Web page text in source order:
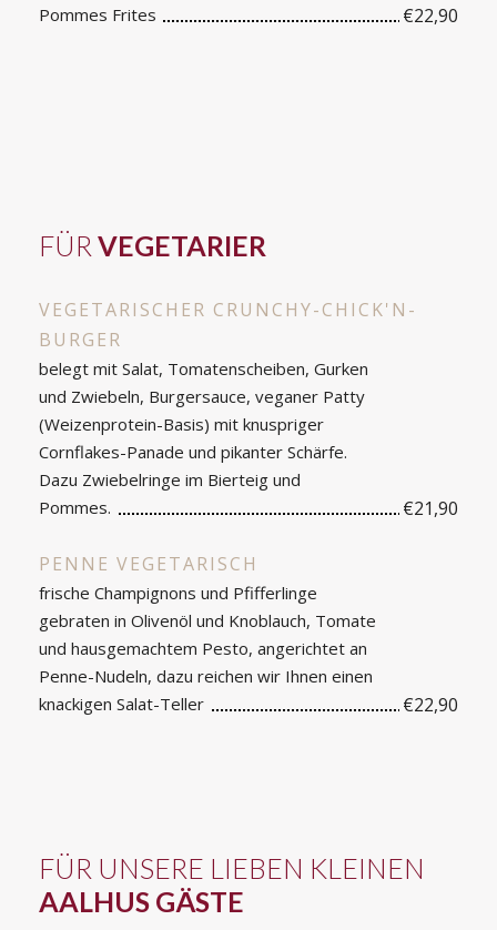
Pommes Frites
€22,90
FÜR VEGETARIER
VEGETARISCHER CRUNCHY-CHICK'N-
BURGER
belegt mit Salat, Tomatenscheiben, Gurken
und Zwiebeln, Burgersauce, veganer Patty
(Weizenprotein-Basis) mit knuspriger
Cornflakes-Panade und pikanter Schärfe.
Dazu Zwiebelringe im Bierteig und
Pommes.
€21,90
PENNE VEGETARISCH
frische Champignons und Pfifferlinge
gebraten in Olivenöl und Knoblauch, Tomate
und hausgemachtem Pesto, angerichtet an
Penne-Nudeln, dazu reichen wir Ihnen einen
knackigen Salat-Teller
€22,90
FÜR UNSERE LIEBEN KLEINEN
AALHUS GÄSTE